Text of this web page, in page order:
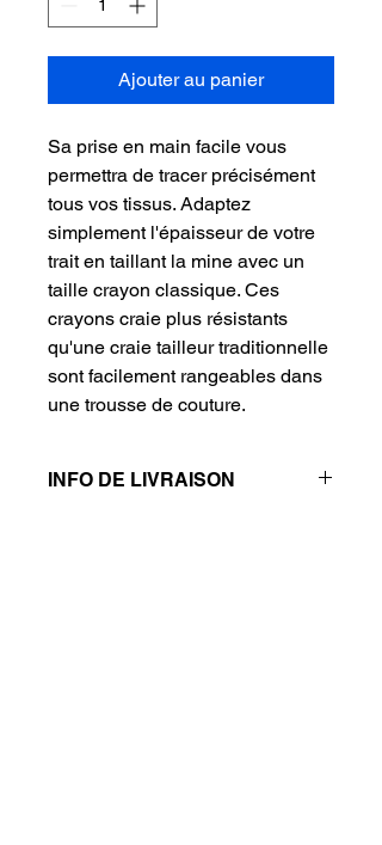
Ajouter au panier
Sa prise en main facile vous
permettra de tracer précisément
tous vos tissus. Adaptez
simplement l'épaisseur de votre
trait en taillant la mine avec un
taille crayon classique. Ces
crayons craie plus résistants
qu'une craie tailleur traditionnelle
sont facilement rangeables dans
une trousse de couture.
INFO DE LIVRAISON